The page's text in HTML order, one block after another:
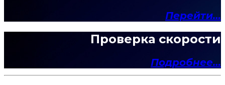
Перейти…
Проверка скорости
Подробнее…